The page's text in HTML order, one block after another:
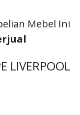
Mebel Ini
LIVERPOOL